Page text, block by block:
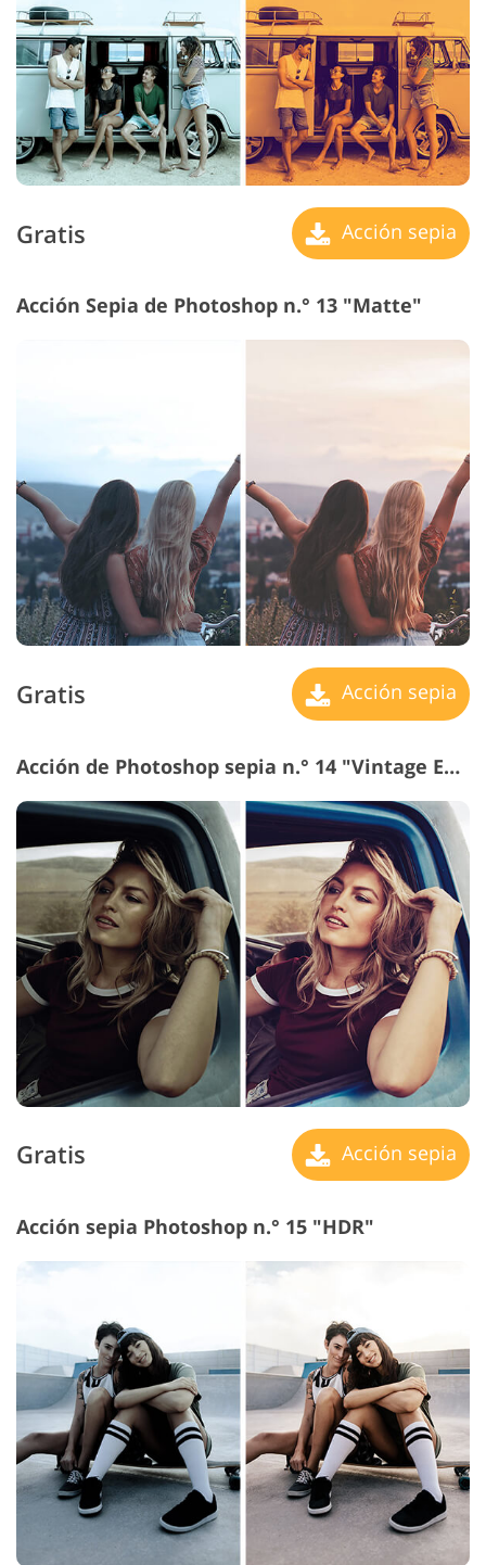
Gratis Acción sepia
Acción Sepia de Photoshop n.° 13 "Matte"
Gratis Acción sepia
Acción de Photoshop sepia n.° 14 "Vintage Effect"
Gratis Acción sepia
Acción sepia Photoshop n.° 15 "HDR"